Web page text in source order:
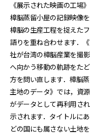
《展示された映画の工場
樟脳蒸留小屋の記録映像
樟脳の生産工程を捉えた
語りを重ね合わせます．
社が台湾の樟脳産業を撮
へ向かう移動の軌跡をた
方を問い直します．樟脳
主地のデータ》では，資
がデータとして再利用さ
示されます．タイトルに
どの国にも属さない土地